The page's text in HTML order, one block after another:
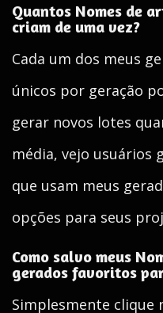
Quantos Nomes de
criam de uma vez?
Cada um dos meus
únicos por geração
gerar novos lotes
média, vejo usuários
que usam meus
opções para seus
Como salvo meus
gerados favoritos
Simplesmente clique